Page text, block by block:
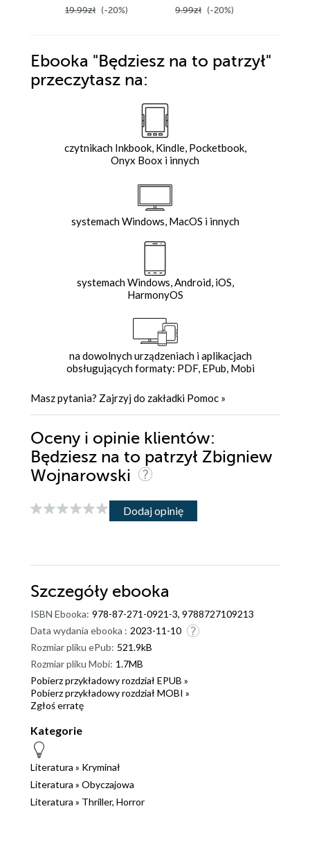
19.99zł (-20%) 9.99zł (-20%)
Ebooka "Będziesz na to patrzył"
przeczytasz na:
czytnikach Inkbook, Kindle, Pocketbook,
Onyx Boox i innych
systemach Windows, MacOS i innych
systemach Windows, Android, iOS,
HarmonyOS
na dowolnych urządzeniach i aplikacjach
obsługujących formaty: PDF, EPub, Mobi
Masz pytania? Zajrzyj do zakładki Pomoc »
Oceny i opinie klientów:
Będziesz na to patrzył Zbigniew
Wojnarowski
Dodaj opinię
Szczegóły ebooka
ISBN Ebooka: 978-87-271-0921-3, 9788727109213
Data wydania ebooka : 2023-11-10
Rozmiar pliku ePub: 521.9kB
Rozmiar pliku Mobi: 1.7MB
Pobierz przykładowy rozdział EPUB »
Pobierz przykładowy rozdział MOBI »
Zgłoś erratę
Kategorie
Literatura » Kryminał
Literatura » Obyczajowa
Literatura » Thriller, Horror